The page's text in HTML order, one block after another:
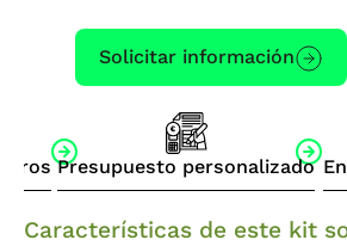
Solicitar información
Presupuesto personalizado
Características de este kit